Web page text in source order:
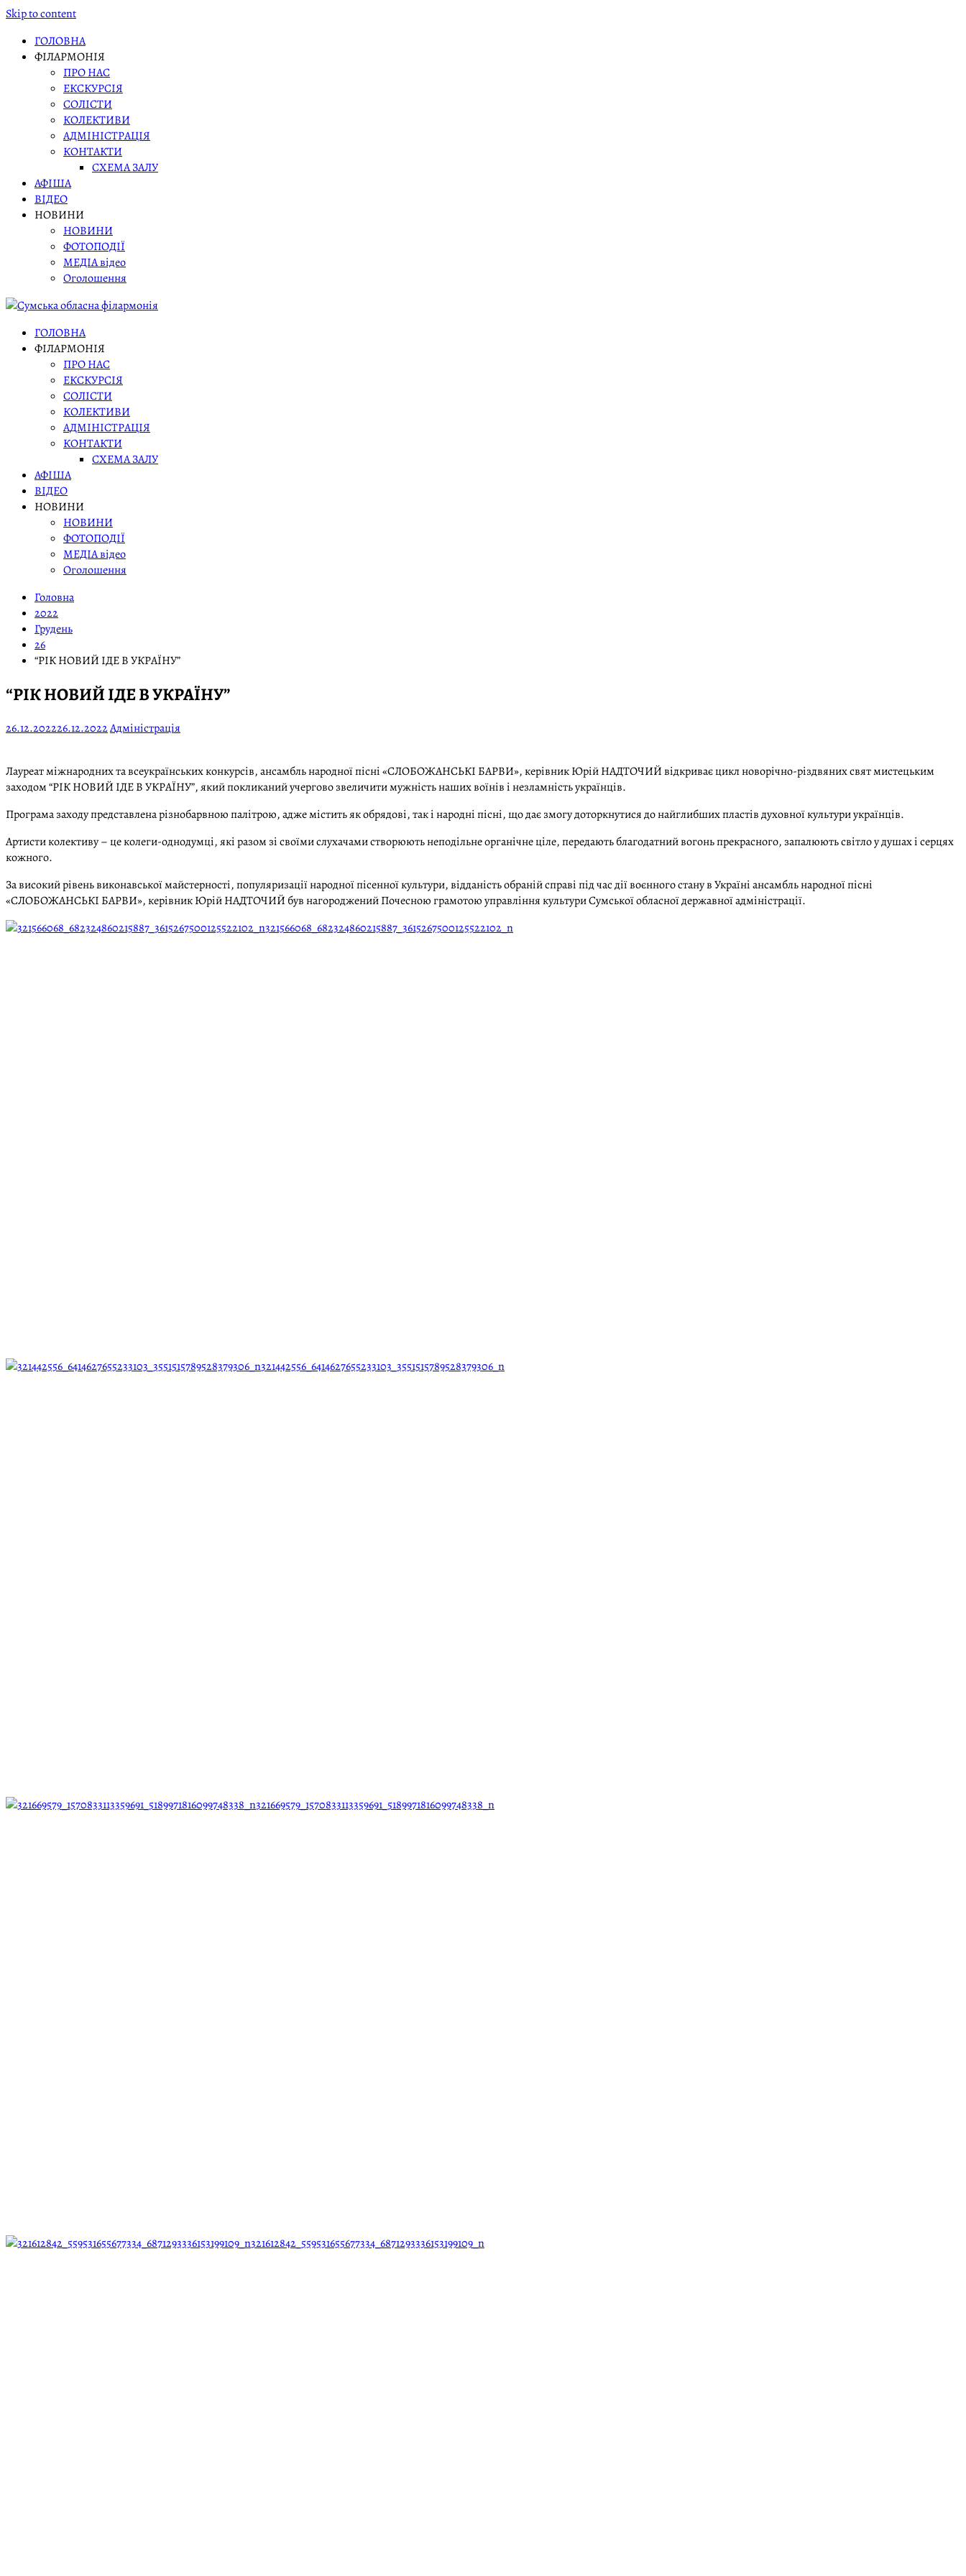
Skip to content
ГОЛОВНА
ФІЛАРМОНІЯ
ПРО НАС
ЕКСКУРСІЯ
СОЛІСТИ
КОЛЕКТИВИ
АДМІНІСТРАЦІЯ
КОНТАКТИ
СХЕМА ЗАЛУ
АФІША
ВІДЕО
НОВИНИ
НОВИНИ
ФОТОПОДІЇ
МЕДІА відео
Оголошення
ГОЛОВНА
ФІЛАРМОНІЯ
ПРО НАС
ЕКСКУРСІЯ
СОЛІСТИ
КОЛЕКТИВИ
АДМІНІСТРАЦІЯ
КОНТАКТИ
СХЕМА ЗАЛУ
АФІША
ВІДЕО
НОВИНИ
НОВИНИ
ФОТОПОДІЇ
МЕДІА відео
Оголошення
Головна
2022
Грудень
26
“РІК НОВИЙ ІДЕ В УКРАЇНУ”
“РІК НОВИЙ ІДЕ В УКРАЇНУ”
26.12.202226.12.2022Адміністрація
Лауреат міжнародних та всеукраїнських конкурсів, ансамбль народної пісні «СЛОБОЖАНСЬКІ БАРВИ», керівник Юрій НАДТОЧИЙ відкриває цикл новорічно-різдвяних свят мистецьким
заходом “РІК НОВИЙ ІДЕ В УКРАЇНУ”, який покликаний учергово звеличити мужність наших воїнів і незламність українців.
Програма заходу представлена різнобарвною палітрою, адже містить як обрядові, так і народні пісні, що дає змогу доторкнутися до найглибших пластів духовної культури українців.
Артисти колективу – це колеги-однодумці, які разом зі своїми слухачами створюють неподільне органічне ціле, передають благодатний вогонь прекрасного, запалюють світло у душах і серцях
кожного.
За високий рівень виконавської майстерності, популяризації народної пісенної культури, відданість обраній справі під час дії воєнного стану в Україні ансамбль народної пісні
«СЛОБОЖАНСЬКІ БАРВИ», керівник Юрій НАДТОЧИЙ був нагороджений Почесною грамотою управління культури Сумської обласної державної адміністрації.
321566068_682324860215887_3615267500125522102_n
321442556_6414627655233103_3551515789528379306_n
321669579_1570833113359691_5189971816099748338_n
321612842_559531655677334_6871293336153199109_n